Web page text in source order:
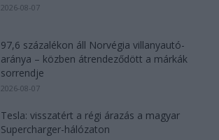
2026-08-07
97,6 százalékon áll Norvégia villanyautó-
aránya – közben átrendeződött a márkák
sorrendje
2026-08-07
Tesla: visszatért a régi árazás a magyar
Supercharger-hálózaton